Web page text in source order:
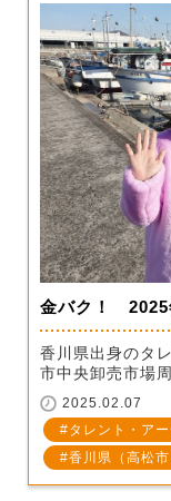
金バク！ 2025
香川県出身のタ
市中央卸売市場
2025.02.07
タレント・アー
香川県（高松市